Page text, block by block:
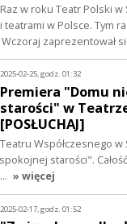
Raz w roku Teatr Polski
w Polsce. Tym
zaprezentował
2025-02-25, godz. 01:32
Premiera "Domu
starości" w
[POSŁUCHAJ]
Współczesnego w
starości".
» więcej
2025-02-17, godz. 01:52